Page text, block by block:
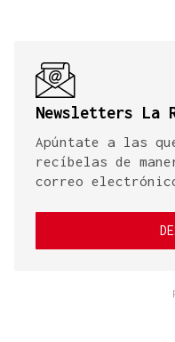
Newsletters La
Apúntate a las
recíbelas de
correo